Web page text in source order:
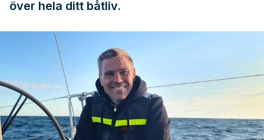
över hela ditt båtliv.